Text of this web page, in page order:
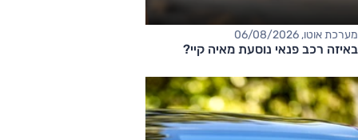
מערכת אוטו, 06/08/2026
באיזה רכב פנאי נוסעת מאיה קיי?